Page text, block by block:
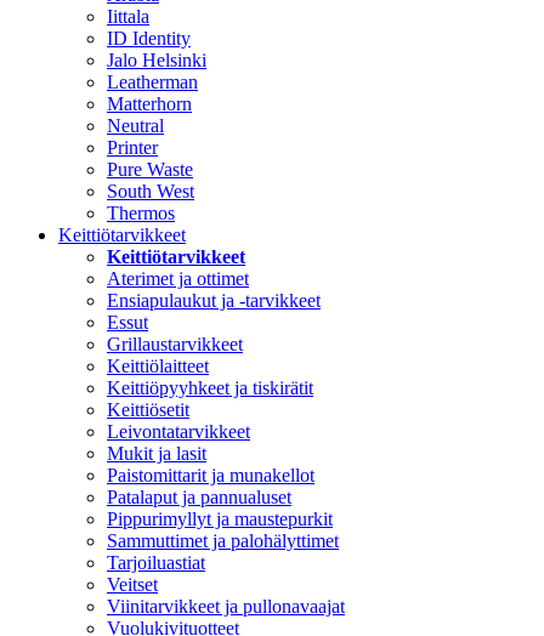
Iittala
ID Identity
Jalo Helsinki
Leatherman
Matterhorn
Neutral
Printer
Pure Waste
South West
Thermos
Keittiötarvikkeet
Keittiötarvikkeet
Aterimet ja ottimet
Ensiapulaukut ja -tarvikkeet
Essut
Grillaustarvikkeet
Keittiölaitteet
Keittiöpyyhkeet ja tiskirätit
Keittiösetit
Leivontatarvikkeet
Mukit ja lasit
Paistomittarit ja munakellot
Patalaput ja pannualuset
Pippurimyllyt ja maustepurkit
Sammuttimet ja palohälyttimet
Tarjoiluastiat
Veitset
Viinitarvikkeet ja pullonavaajat
Vuolukivituotteet